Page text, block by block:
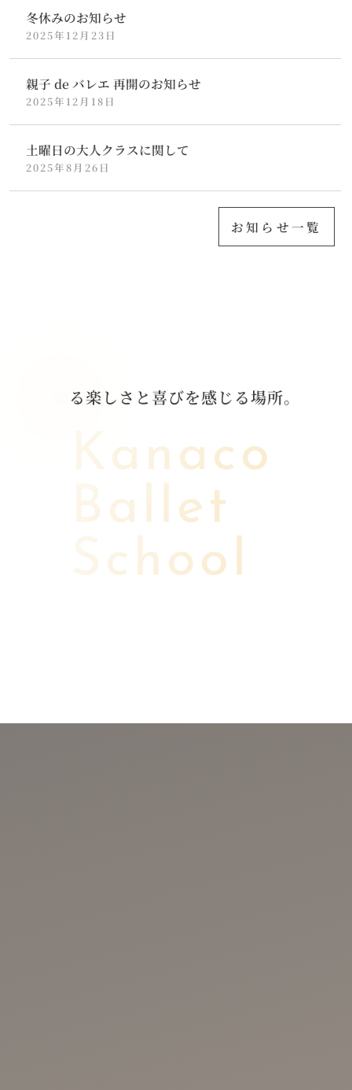
冬休みのお知らせ
2025年12月23日
親子 de バレエ 再開のお知らせ
2025年12月18日
土曜日の大人クラスに関して
2025年8月26日
お知らせ一覧
る楽し さ と喜びを感じ る場所。
Kanaco
Ballet
School